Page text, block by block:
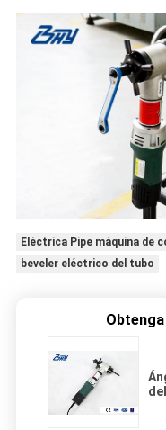
Eléctrica Pipe máquina de
beveler eléctrico del tubo